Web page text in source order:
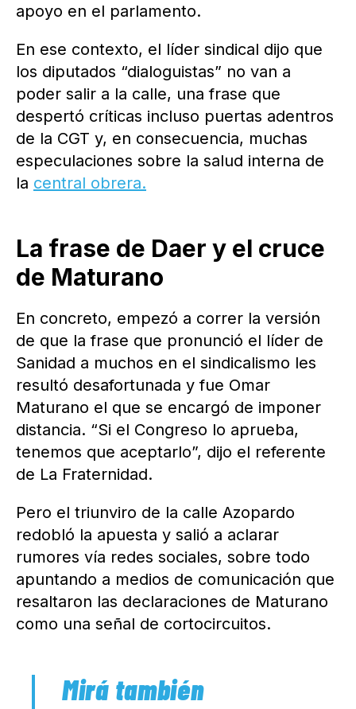
apoyo en el parlamento.
En ese contexto, el líder sindical dijo que
los diputados “dialoguistas” no van a
poder salir a la calle, una frase que
despertó críticas incluso puertas adentros
de la CGT y, en consecuencia, muchas
especulaciones sobre la salud interna de
la central obrera.
La frase de Daer y el cruce
de Maturano
En concreto, empezó a correr la versión
de que la frase que pronunció el líder de
Sanidad a muchos en el sindicalismo les
resultó desafortunada y fue Omar
Maturano el que se encargó de imponer
distancia. “Si el Congreso lo aprueba,
tenemos que aceptarlo”, dijo el referente
de La Fraternidad.
Pero el triunviro de la calle Azopardo
redobló la apuesta y salió a aclarar
rumores vía redes sociales, sobre todo
apuntando a medios de comunicación que
resaltaron las declaraciones de Maturano
como una señal de cortocircuitos.